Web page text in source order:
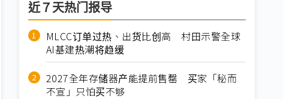
近７天热门报导
MLCC订单过热、出货比创高 村田示警全球
AI基建热潮将趋缓
2027全年存储器产能提前售罄 买家「秘而
不宣」只怕买不够